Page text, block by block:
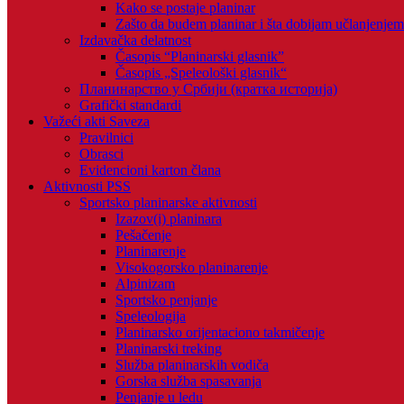
Kako se postaje planinar
Zašto da budem planinar i šta dobijam
Izdavačka delatnost
Časopis “Planinarski glasnik”
Časopis „Speleološki glasnik“
Планинарство у Србији (кратка историја)
Grafički standardi
Važeći akti Saveza
Pravilnici
Obrasci
Evidencioni karton člana
Aktivnosti PSS
Sportsko planinarske aktivnosti
Izazov(i) planinara
Pešačenje
Planinarenje
Visokogorsko planinarenje
Alpinizam
Sportsko penjanje
Speleologija
Planinarsko orijentaciono takmičenje
Planinarski treking
Služba planinarskih vodiča
Gorska služba spasavanja
Penjanje u ledu